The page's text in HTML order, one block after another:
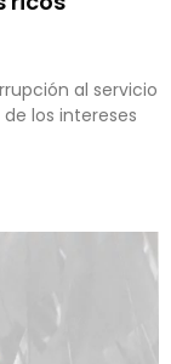
al servicio
los intereses